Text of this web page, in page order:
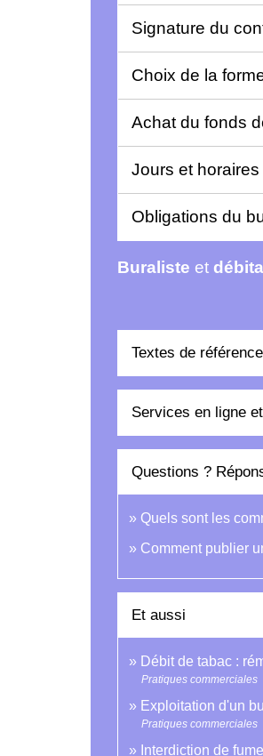
Signature du
Choix de la
Achat du fonds
Jours et
Obligations du
Buraliste et
Textes de référence
Services en ligne
Questions ?
Quels sont les
Comment publier
Et aussi
Débit de tabac :
Pratiques commerciales
Exploitation d'un
Pratiques commerciales
Interdiction de